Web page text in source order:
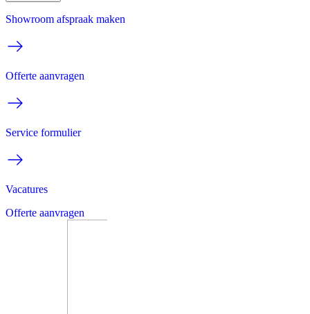
Showroom afspraak maken
Offerte aanvragen
Service formulier
Vacatures
Offerte aanvragen